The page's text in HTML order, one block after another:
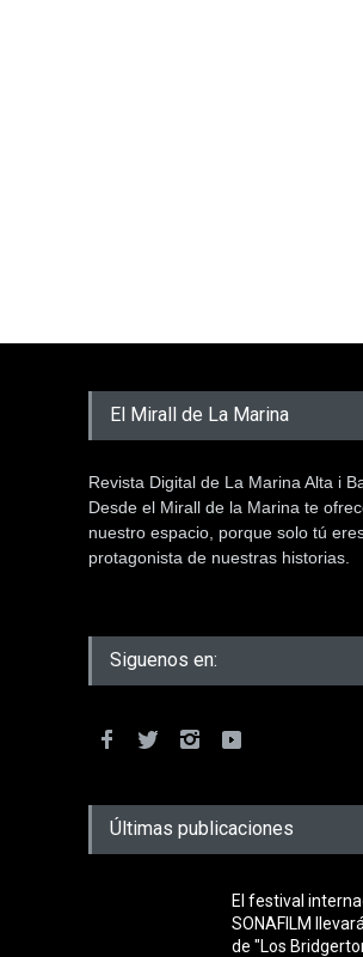
El Mirall de La Marina
Revista Digital de La Marina Alta i
Desde el Mirall de la Marina te
nuestro espacio, porque solo tú
protagonista de nuestras historias.
Siguenos en:
Últimas publicaciones
El festival
SONAFILM
de "Los